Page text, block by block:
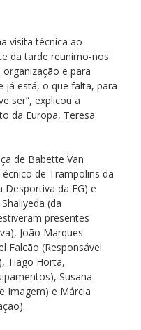
visita técnica ao
da tarde reunimo-nos
e para
já está, o que falta, para
ser”, explicou a
da Europa, Teresa
de Babette Van
de Trampolins da
Desportiva da EG) e
(da
presentes
João Marques
Falcão (Responsável
Tiago Horta,
Susana
Imagem) e Márcia